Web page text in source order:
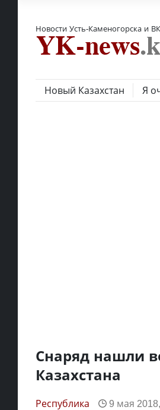
Новости Усть-Каменогорска и
Новый Казахстан Я
Снаряд нашли
Казахстана
Республика 9 мая